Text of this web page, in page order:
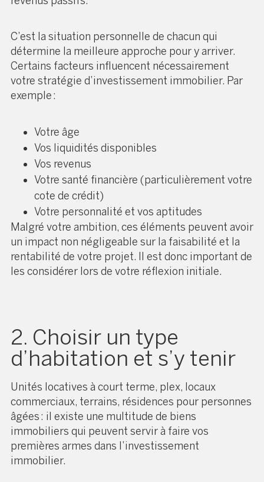
C’est la situation personnelle de chacun qui
détermine la meilleure approche pour y arriver.
Certains facteurs influencent nécessairement
votre stratégie d’investissement immobilier. Par
exemple :
Votre âge
Vos liquidités disponibles
Vos revenus
Votre santé financière (particulièrement votre
cote de crédit)
Votre personnalité et vos aptitudes
Malgré votre ambition, ces éléments peuvent avoir
un impact non négligeable sur la faisabilité et la
rentabilité de votre projet. Il est donc important de
les considérer lors de votre réflexion initiale.
2. Choisir un type
d’habitation et s’y tenir
Unités locatives à court terme, plex, locaux
commerciaux, terrains, résidences pour personnes
âgées : il existe une multitude de biens
immobiliers qui peuvent servir à faire vos
premières armes dans l’investissement
immobilier.